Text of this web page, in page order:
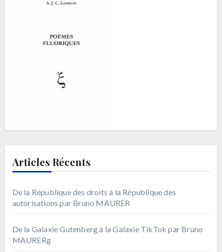
Articles Récents
De la République des droits à la République des
autorisations par Bruno MAURER
De la Galaxie Gutenberg à la Galaxie TikTok par Bruno
MAURERg